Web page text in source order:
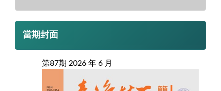
當期封面
第87期 2026 年 6 月